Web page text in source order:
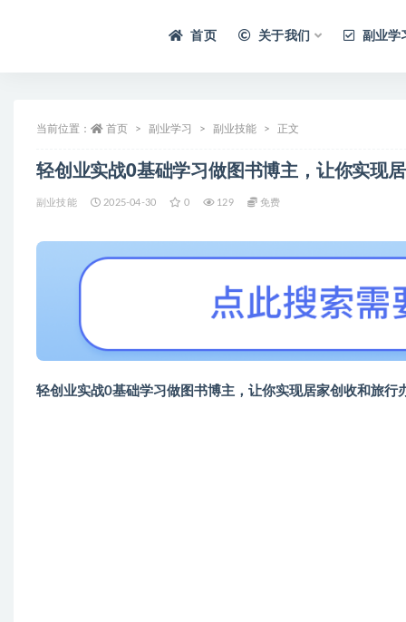
首页 关于我们 副业学
当前位置： 首页 副业学习 副业技能 正文
轻创业实战0基础学习做图书博主，让你实现
副业技能 2025-04-30 0 129 免费
轻创业实战0基础学习做图书博主，让你实现居家创收和旅行